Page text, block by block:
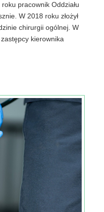
pracownik Oddziału
W 2018 roku złożył
chirurgii ogólnej. W
zastępcy kierownika